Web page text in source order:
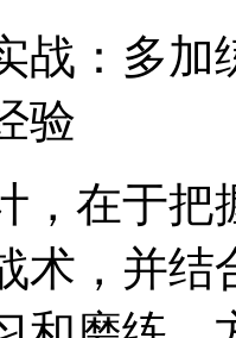
战：多加
验
，在于
术，并结